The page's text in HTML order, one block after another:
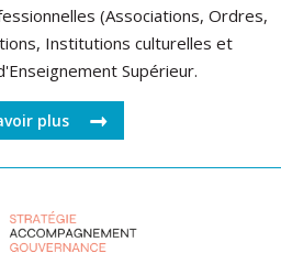
(Associations, Ordres,
Institutions culturelles et
Supérieur.
plus